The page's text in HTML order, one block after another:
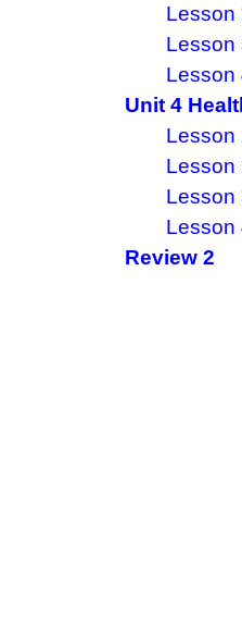
Lesson
Lesson
Lesson
Unit 4
Lesson
Lesson
Lesson
Lesson
Review 2